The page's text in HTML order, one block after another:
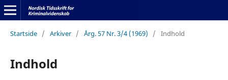
Startside / Arkiver / Årg. 57 Nr. 3/4 (1969) / Indhold
Indhold